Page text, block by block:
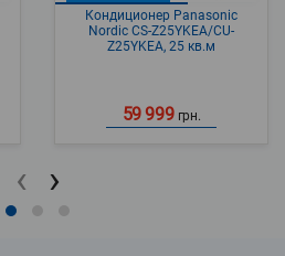
Кондиционер Panasonic
Nordic CS-Z25YKEA/CU-
Z25YKEA, 25 кв.м
59 999 грн.
‹ ›